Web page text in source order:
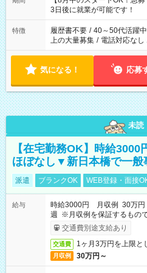
ね。 ※Wワーク希望の方へ 今ご覧のお仕事で希望する勤務時間
と、もう1つのお仕事の勤務
合は応募できません。
3日後に就業が可能です！
特徴 履歴書不要 / 40～50代活躍中
上の大量募集 / 電話対応なし
気になる！ 応募
未読
【在宅勤務OK】時給
ほぼなし▼新日本橋で一般
派遣 ブランクOK WEB登録・面接
給与
時給3000円 月収例 30万円
週 ※月収例を保証するもの
ービス利用可（利用条件有）
交通費別途支給あり
交通費 1ヶ月3万円を上限と
月収例 30万円～